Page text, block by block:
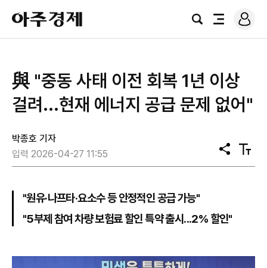
아
주
경
검
전
로
그
與 "중동 사태 이전 회복 1년 이상
걸려...현재 에너지 공급 문제 없어"
박종호 기자
입력 2026-04-27 11:55
공
유
텍
스
"원유·나프타·요소수 등 안정적인 공급 가능"
"5부제 참여 차량 보험료 할인 특약 출시...2% 할인"